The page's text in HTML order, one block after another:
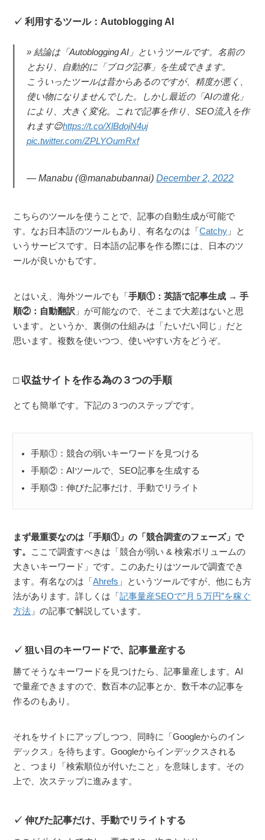
利用するツール：Autoblogging AI
結論は「Autoblogging AI」というツールです。名前の
とおり、自動的に「ブログ記事」を生成できます。
こういったツールは昔からあるのですが、精度が悪く、
使い物になりませんでした。しかし最近の「AIの進化」
により、大きく変化。これで記事を作り、SEO流入を作
れます😌https://t.co/XlBdojN4uj
pic.twitter.com/ZPLYOumRxf
— Manabu (@manabubannai) December 2, 2022
こちらのツールを使うことで、記事の自動生成が可能で
す。なお日本語のツールもあり、有名なのは「Catchy 」と
いうサービスです。日本語の記事を作る際には、日本のツ
ールが良いかもです。
とはいえ、海外ツールでも「手順①：英語で記事生成 → 手
順②：自動翻訳 」が可能なので、そこまで大差はないと思
います。というか、裏側の仕組みは「たいだい同じ」だと
思います。複数を使いつつ、使いやすい方をどうぞ。
収益サイトを作る為の３つの手順
とても簡単です。下記の３つのステップです。
手順①：競合の弱いキーワードを見つける
手順②：AIツールで、SEO記事を生成する
手順③：伸びた記事だけ、手動でリライト
まず最重要なのは「手順①」の「競合調査のフェーズ」で
す。 ここで調査すべきは「競合が弱い & 検索ボリュームの
大きいキーワード」です。このあたりはツールで調査でき
ます。有名なのは「Ahrefs 」というツールですが、他にも方
法があります。詳しくは「記事量産SEOで”月５万円”を稼ぐ
方法 」の記事で解説しています。
狙い目のキーワードで、記事量産する
勝てそうなキーワードを見つけたら、記事量産します。AI
で量産できますので、数百本の記事とか、数千本の記事を
作るのもあり。
それをサイトにアップしつつ、同時に「Googleからのイン
デックス」を待ちます。Googleからインデックスされる
と、つまり「検索順位が付いたこと」を意味します。その
上で、次ステップに進みます。
伸びた記事だけ、手動でリライトする